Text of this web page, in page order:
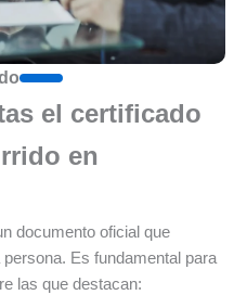
el certificado
en
documento oficial que
Es fundamental para
las que destacan: